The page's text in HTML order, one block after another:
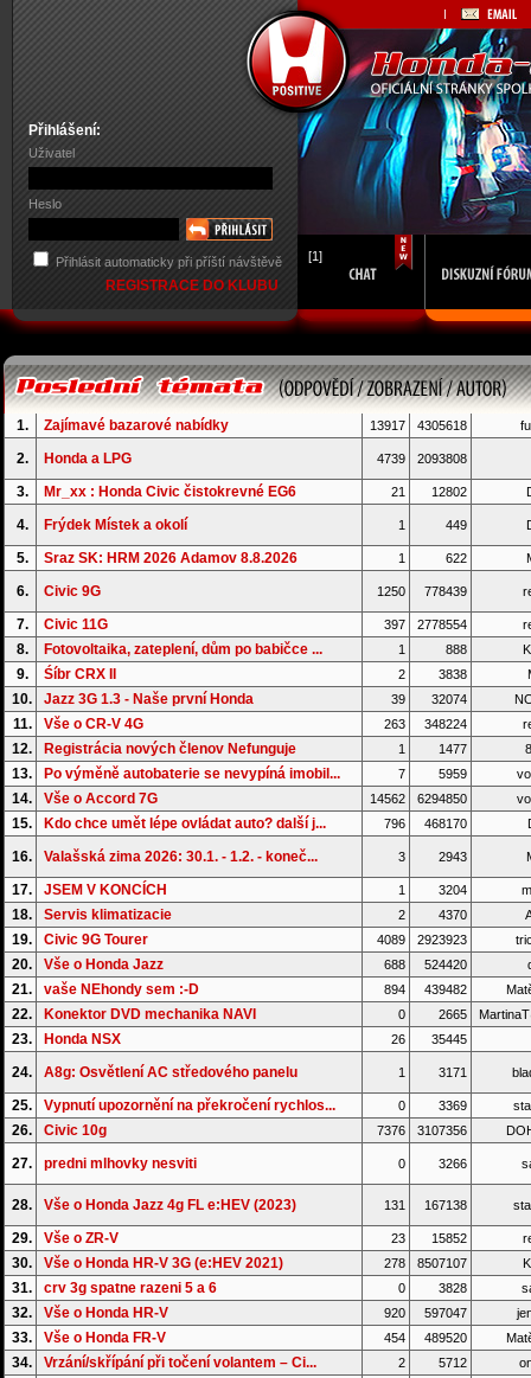
Přihlášení:
Uživatel
Heslo
Přihlásit automaticky při příští návštěvě
REGISTRACE DO KLUBU
[1]
1. Zajímavé bazarové nabídky 13917 4305618
2. Honda a LPG 4739 2093808
3. Mr_xx : Honda Civic čistokrevné EG6 21 12802
4. Frýdek Místek a okolí 1 449
5. Sraz SK: HRM 2026 Adamov 8.8.2026 1 622
6. Civic 9G 1250 778439
7. Civic 11G 397 2778554
8. Fotovoltaika, zateplení, dům po babičce ... 1 888
9. Śíbr CRX II 2 3838
10. Jazz 3G 1.3 - Naše první Honda 39 32074
11. Vše o CR-V 4G 263 348224
12. Registrácia nových členov Nefunguje 1 1477
13. Po výměně autobaterie se nevypíná imobil... 7 5959
14. Vše o Accord 7G 14562 6294850
15. Kdo chce umět lépe ovládat auto? další j... 796 468170
16. Valašská zima 2026: 30.1. - 1.2. - koneč... 3 2943
17. JSEM V KONCÍCH 1 3204
18. Servis klimatizacie 2 4370
19. Civic 9G Tourer 4089 2923923
20. Vše o Honda Jazz 688 524420
21. vaše NEhondy sem :-D 894 439482
22. Konektor DVD mechanika NAVI 0 2665
23. Honda NSX 26 35445
24. A8g: Osvětlení AC středového panelu 1 3171
25. Vypnutí upozornění na překročení rychlos... 0 3369
26. Civic 10g 7376 3107356
27. predni mlhovky nesviti 0 3266
28. Vše o Honda Jazz 4g FL e:HEV (2023) 131 167138
29. Vše o ZR-V 23 15852
30. Vše o Honda HR-V 3G (e:HEV 2021) 278 8507107
31. crv 3g spatne razeni 5 a 6 0 3828
32. Vše o Honda HR-V 920 597047
33. Vše o Honda FR-V 454 489520
34. Vrzání/skřípání při točení volantem – Ci... 2 5712